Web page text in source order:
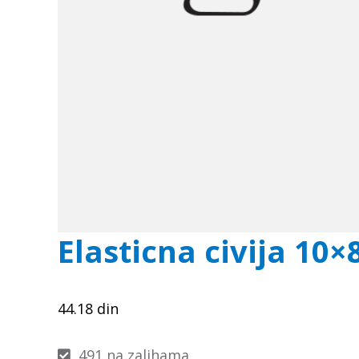
Elasticna civija
44.18 din
491 na zalihama